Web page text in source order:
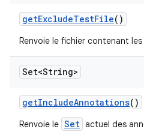
getExcludeTestFile()
Renvoie le fichier contenant
Set<String>
getIncludeAnnotations()
Renvoie le Set actuel des